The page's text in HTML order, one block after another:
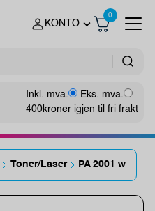
KONTO
0
Inkl. mva.
Eks. mva.
400kroner igjen til fri frakt
Toner/Laser PA 2001 w